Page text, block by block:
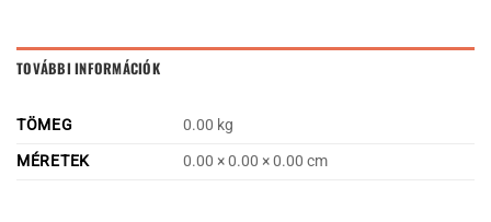
TOVÁBBI INFORMÁCIÓK
TÖMEG
0.00 kg
MÉRETEK
0.00 × 0.00 × 0.00 cm